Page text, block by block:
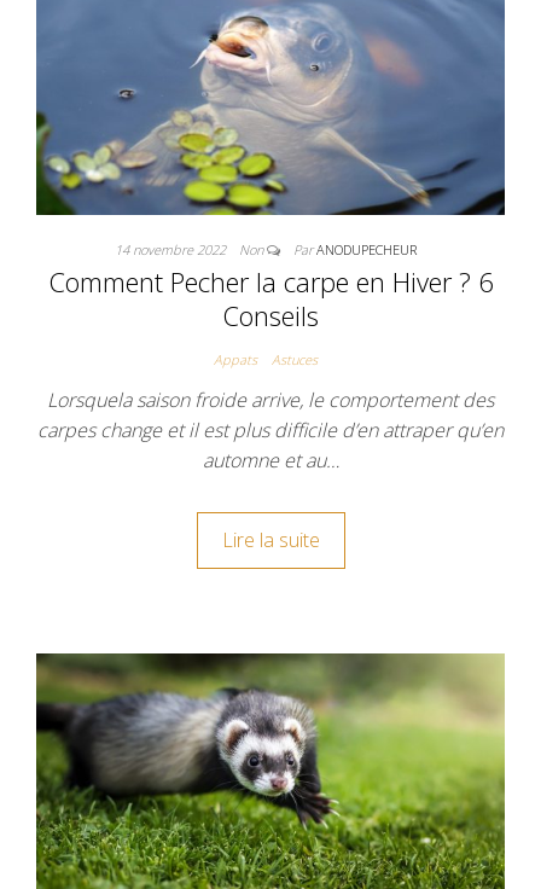
14 novembre 2022 Non ParANODUPECHEUR
Comment Pecher la carpe en Hiver ? 6
Conseils
Appats Astuces
Lorsquela saison froide arrive, le comportement des
carpes change et il est plus difficile d’en attraper qu’en
automne et au…
Lire la suite